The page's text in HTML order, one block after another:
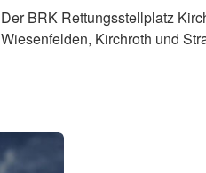
Der BRK Rettungsstellplatz
Wiesenfelden, Kirchroth und